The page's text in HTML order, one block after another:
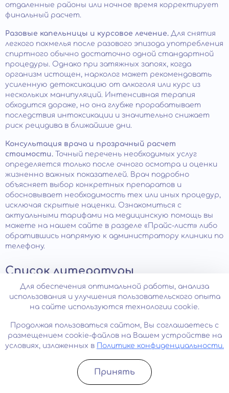
отдаленные районы или ночное время корректирует
финальный расчет.
Разовые капельницы и курсовое лечение. Для снятия
легкого похмелья после разового эпизода употребления
спиртного обычно достаточно одной стандартной
процедуры. Однако при затяжных запоях, когда
организм истощен, нарколог может рекомендовать
усиленную детоксикацию от алкоголя или курс из
нескольких манипуляций. Интенсивная терапия
обходится дороже, но она глубже прорабатывает
последствия интоксикации и значительно снижает
риск рецидива в ближайшие дни.
Консультация врача и прозрачный расчет
стоимости. Точный перечень необходимых услуг
определяется только после очного осмотра и оценки
жизненно важных показателей. Врач подробно
объясняет выбор конкретных препаратов и
обосновывает необходимость тех или иных процедур,
исключая скрытые наценки. Ознакомиться с
актуальными тарифами на медицинскую помощь вы
можете на нашем сайте в разделе «Прайс-лист» либо
обратившись напрямую к администратору клиники по
телефону.
Список литературы
И. Н. Иванец, М. А. Винникова, Е. А. Брюн —
Наркология. Национальное руководство (краткое
издание) — ГЭОТАР-Медиа, 2020 — ISBN 978-5-9704-
5423-7
Барденштейн Л.М., Герасимов Н.П., Можгинский
Ю.Б., Беглянкин Н.И. Алкоголизм, наркомании,
токсикомании: учебное пособие : для студентов
медицинских вузов. – ГЭОТАР-Медиа – ISBN 978-5-
Записатьcя
Для обеспечения оптимальной работы, анализа
использования и улучшения пользовательского опыта
на сайте используются технологии cookie.
Продолжая пользоваться сайтом, Вы соглашаетесь с
размещением cookie-файлов на Вашем устройстве на
условиях, изложенных в
Политике конфиденциальности.
Принять